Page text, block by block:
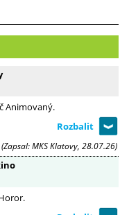
Animovaný.
(Zapsal: MKS Klatovy, 28.07.26)